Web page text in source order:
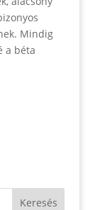
Mindig
a béta
Keresés